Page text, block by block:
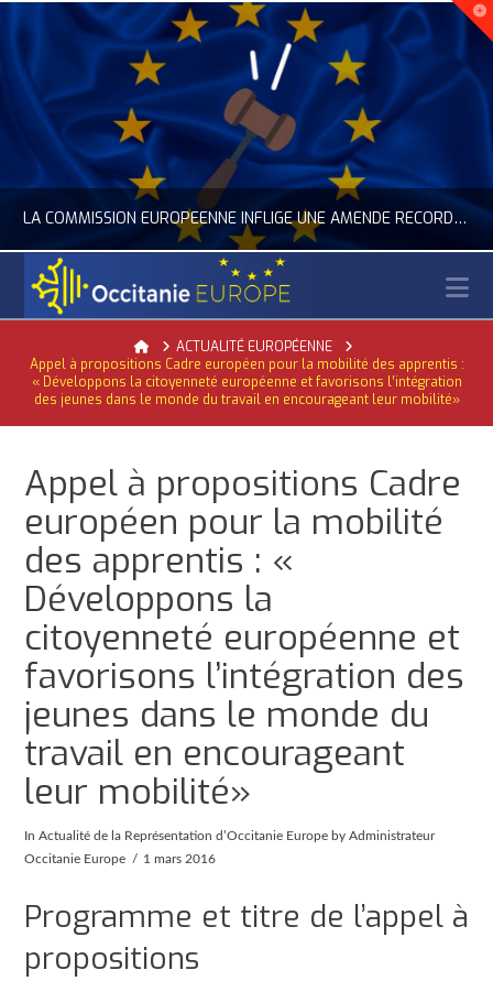
LA COMMISSION EUROPÉENNE INFLIGE UNE AMENDE RECORD À GOOGLE
ACTUALITÉ DE L'UNION EUROPÉENNE, ACTUALITÉ DE LA REPRÉSENTATION D’OCCITANIE EUROPE, NUMÉRIQUE- DIGITAL
HomeACTUALITÉ EUROPÉENNE
Appel à propositions Cadre européen pour la mobilité des apprentis :
« Développons la citoyenneté européenne et favorisons l’intégration
des jeunes dans le monde du travail en encourageant leur mobilité»
Appel à propositions Cadre
européen pour la mobilité
des apprentis : «
Développons la
citoyenneté européenne et
favorisons l’intégration des
jeunes dans le monde du
travail en encourageant
leur mobilité»
InActualité de la Représentation d’Occitanie Europe by Administrateur
Occitanie Europe
1 mars 2016
Programme et titre de l’appel à
propositions